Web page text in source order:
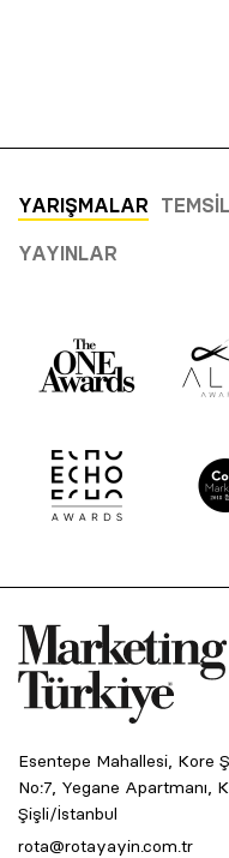
YARIŞMALAR
YAYINLAR
Esentepe Mahallesi, Kore
No:7, Yegane Apartmanı,
Şişli/İstanbul
rota@rotayayin.com.tr